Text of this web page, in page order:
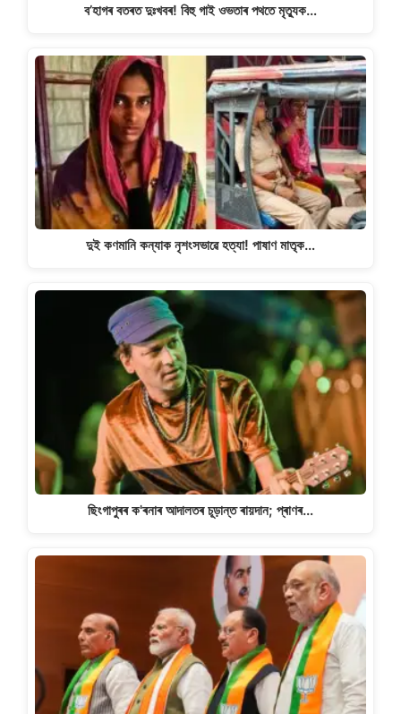
ব’হাগৰ বতৰত দুঃখবৰ! বিহু গাই ওভতাৰ পথতে মৃত্যুক…
দুই কণমানি কন্যাক নৃশংসভাৱে হত্যা! পাষাণ মাতৃক…
ছিংগাপুৰৰ ক'ৰনাৰ আদালতৰ চূড়ান্ত ৰায়দান; প্ৰাণৰ…